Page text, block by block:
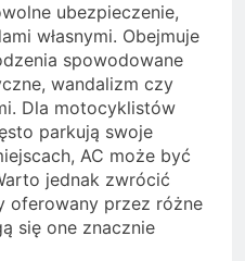
ubezpieczenie,
własnymi. Obejmuje
spowodowane
wandalizm czy
Dla motocyklistów
parkują swoje
AC może być
jednak zwrócić
oferowany przez różne
się one znacznie